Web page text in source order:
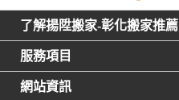
了解揚陞搬家-彰化搬家推薦
服務項目
網站資訊